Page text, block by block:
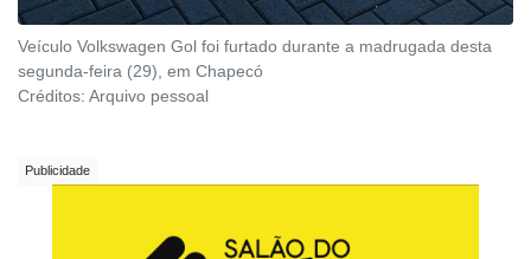
Veículo Volkswagen Gol foi furtado durante a madrugada desta
segunda-feira (29), em Chapecó
Créditos: Arquivo pessoal